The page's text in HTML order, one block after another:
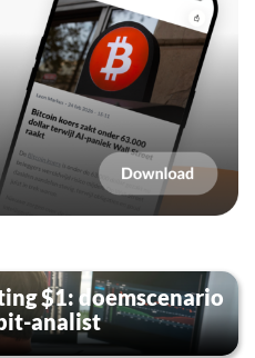
$1: doemscenario
analist